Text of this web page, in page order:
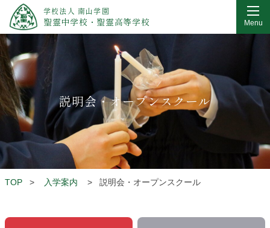
学校法人 南山学園
聖霊中学校・聖霊高等学校 Menu
説明会・オープンスクール
TOP > 入学案内 > 説明会・オープンスクール